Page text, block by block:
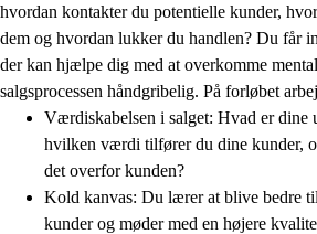
hvordan kontakter du potentielle kunder,
dem og hvordan lukker du handlen? Du får
der kan hjælpe dig med at overkomme
salgsprocessen håndgribelig. På forløbet
Værdiskabelsen i salget: Hvad er dine
hvilken værdi tilfører du dine kunder,
det overfor kunden?
Kold kanvas: Du lærer at blive bedre
kunder og møder med en højere